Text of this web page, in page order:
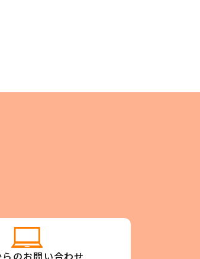
のお問い合わせ